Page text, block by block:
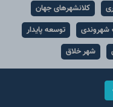
کلانشهرهای جهان
شهروندی
توسعه پایدار
شهر خلاق